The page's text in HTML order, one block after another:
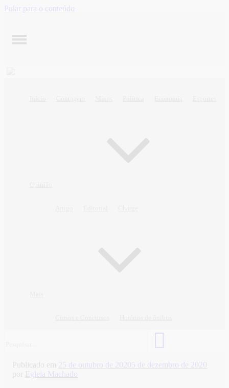
Pular para o conteúdo
Publicado em 25 de outubro de 20205 de dezembro de 2020
por
Egleia Machado